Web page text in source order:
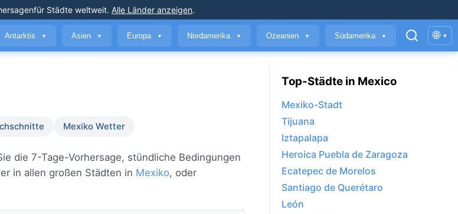
für Städte weltweit. Alle Länder anzeigen.
Antarktis ▼ Asien ▼ Europa ▼ Nordamerika ▼ Ozeanien ▼ Südamerika ▼ 🌐 ▾
Mexiko Wetter
die 7-Tage-Vorhersage, stündliche Bedingungen
in allen großen Städten in Mexiko, oder
Top-Städte in Mexico
Mexiko-Stadt
Tijuana
Iztapalapa
Heroica Puebla de Zaragoza
Ecatepec de Morelos
Santiago de Querétaro
León